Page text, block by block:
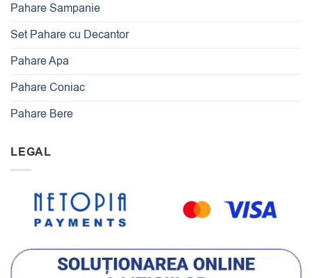
Pahare Sampanie
Set Pahare cu Decantor
Pahare Apa
Pahare Coniac
Pahare Bere
LEGAL